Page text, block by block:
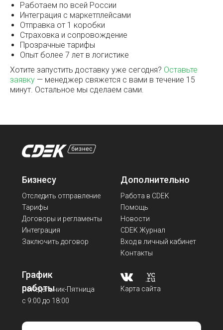
Работаем по всей России
Интеграция с маркетплейсами
Отправка от 1 коробки
Страховка и сопровождение
Прозрачные тарифы
Опыт более 7 лет в логистике
Хотите запустить доставку уже сегодня? Оставьте
заявку — менеджер свяжется с вами в течение 15
минут. Остальное мы сделаем сами.
Бизнесу Дополнительно
Отследить отправление
Тарифы
Договоры и регламенты
Интеграция
Работа в CDEK
Помощь
Новости
CDEK Журнал
Понедельник-Пятница
Заключить договор Вход в личный кабинет
Карта сайта
Контакты
График
работы
с 9:00 до 18:00